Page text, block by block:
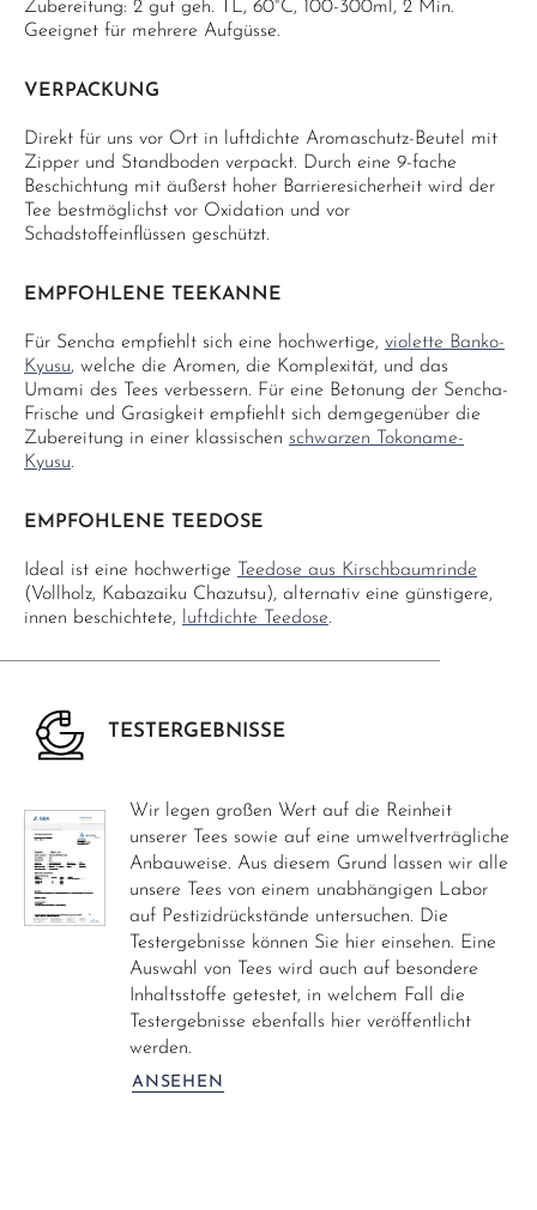
Zubereitung: 2 gut geh. TL, 60°C, 100-300ml, 2 Min.
Geeignet für mehrere Aufgüsse.
VERPACKUNG
Direkt für uns vor Ort in luftdichte Aromaschutz-Beutel mit
Zipper und Standboden verpackt. Durch eine 9-fache
Beschichtung mit äußerst hoher Barrieresicherheit wird der
Tee bestmöglichst vor Oxidation und vor
Schadstoffeinflüssen geschützt.
EMPFOHLENE TEEKANNE
Für Sencha empfiehlt sich eine hochwertige, violette Banko-
Kyusu, welche die Aromen, die Komplexität, und das
Umami des Tees verbessern. Für eine Betonung der Sencha-
Frische und Grasigkeit empfiehlt sich demgegenüber die
Zubereitung in einer klassischen schwarzen Tokoname-
Kyusu.
EMPFOHLENE TEEDOSE
Ideal ist eine hochwertige
Teedose aus Kirschbaumrinde
(Vollholz, Kabazaiku Chazutsu), alternativ eine günstigere,
innen beschichtete,
luftdichte Teedose.
TESTERGEBNISSE
Wir legen großen Wert auf die Reinheit
unserer Tees sowie auf eine umweltverträgliche
Anbauweise. Aus diesem Grund lassen wir alle
unsere Tees von einem unabhängigen Labor
auf Pestizidrückstände untersuchen. Die
Testergebnisse können Sie hier einsehen. Eine
Auswahl von Tees wird auch auf besondere
Inhaltsstoffe getestet, in welchem Fall die
Testergebnisse ebenfalls hier veröffentlicht
werden.
ANSEHEN